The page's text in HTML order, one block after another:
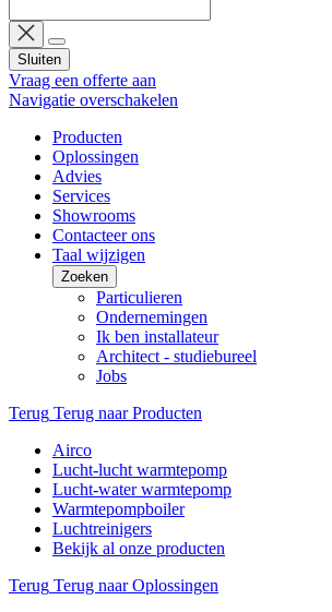
Sluiten
Vraag een offerte aan
Navigatie overschakelen
Producten
Oplossingen
Advies
Services
Showrooms
Contacteer ons
Taal wijzigen
Zoeken
Particulieren
Ondernemingen
Ik ben installateur
Architect - studiebureel
Jobs
Terug Terug naar Producten
Airco
Lucht-lucht warmtepomp
Lucht-water warmtepomp
Warmtepompboiler
Luchtreinigers
Bekijk al onze producten
Terug Terug naar Oplossingen